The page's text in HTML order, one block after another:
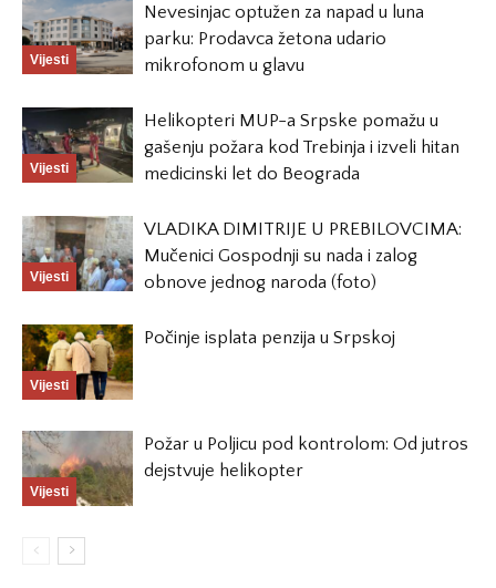
Vijesti
Nevesinjac optužen za napad u luna
parku: Prodavca žetona udario
mikrofonom u glavu
Vijesti
Helikopteri MUP-a Srpske pomažu u
gašenju požara kod Trebinja i izveli hitan
medicinski let do Beograda
Vijesti
VLADIKA DIMITRIJE U PREBILOVCIMA:
Mučenici Gospodnji su nada i zalog
obnove jednog naroda (foto)
Vijesti
Počinje isplata penzija u Srpskoj
Vijesti
Požar u Poljicu pod kontrolom: Od jutros
dejstvuje helikopter